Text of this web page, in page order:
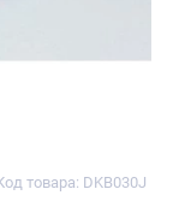
товара: DKB030J